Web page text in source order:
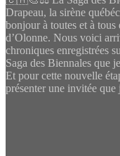
Drapeau, la sirène
bonjour à toutes et à
d’Olonne. Nous voici
chroniques enregistrées
Saga des Biennales que
Et pour cette nouvelle
présenter une invitée